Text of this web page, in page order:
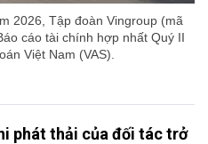
2026, Tập đoàn Vingroup (mã
cáo tài chính hợp nhất Quý II
Việt Nam (VAS).
phát thải của đối tác trở